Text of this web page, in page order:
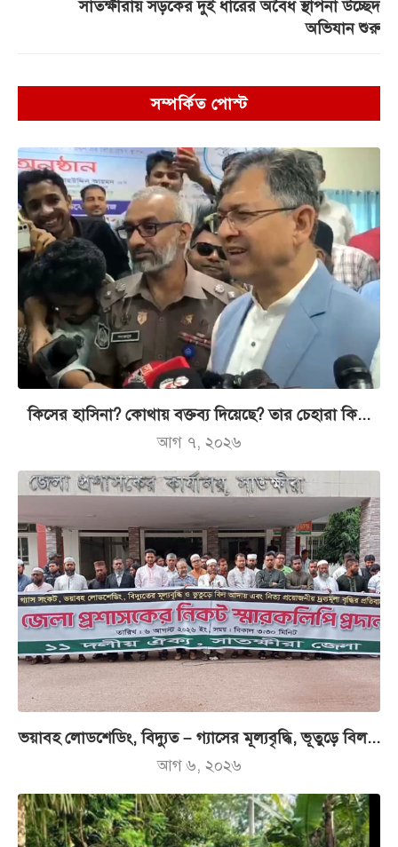
সাতক্ষীরায় সড়কের দুই ধারের অবৈধ স্থাপনা উচ্ছেদ
অভিযান শুরু
সম্পর্কিত পোস্ট
কিসের হাসিনা? কোথায় বক্তব্য দিয়েছে? তার চেহারা কি...
আগ ৭, ২০২৬
ভয়াবহ লোডশেডিং, বিদ্যুত – গ্যাসের মূল্যবৃদ্ধি, ভূতুড়ে বিল...
আগ ৬, ২০২৬